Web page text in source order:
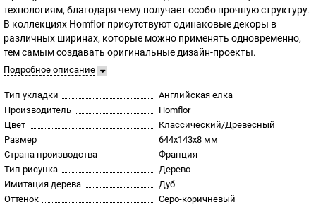
технологиям, благодаря чему получает особо прочную структуру.
В коллекциях Homflor присутствуют одинаковые декоры в
различных ширинах, которые можно применять одновременно,
тем самым создавать оригинальные дизайн-проекты.
Подробное описание
Тип укладки
Английская елка
Производитель
Homflor
Цвет
Классический/Древесный
Размер
644x143х8 мм
Страна производства
Франция
Тип рисунка
Дерево
Имитация дерева
Дуб
Оттенок
Серо-коричневый